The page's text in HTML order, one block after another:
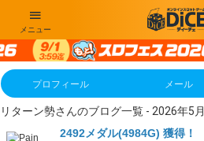
メニュー
プロフィール メール
リターン勢さんのブログ一覧 - 2026年5月
2492メダル(4984G) 獲得！